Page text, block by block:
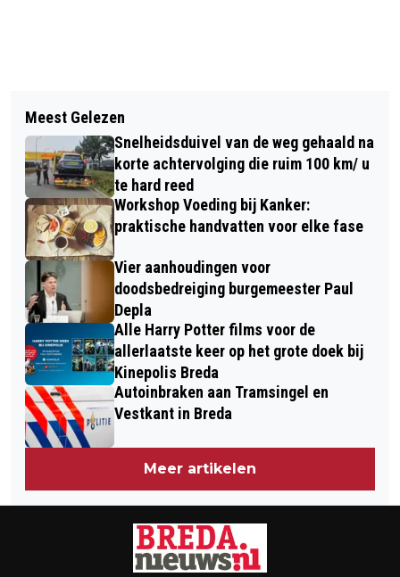
BARONIE MUZIEK THEATER BREDA IN
HET BELCRUMHUIS
JURIDISCH ADVIES IN BREDA:
WAAROM EEN ADVOCAAT
INSCHAKELEN BELANGRIJK IS
Meest Gelezen
Snelheidsduivel van de weg gehaald na
korte achtervolging die ruim 100 km/ u
te hard reed
Workshop Voeding bij Kanker:
praktische handvatten voor elke fase
Vier aanhoudingen voor
doodsbedreiging burgemeester Paul
Depla
Alle Harry Potter films voor de
allerlaatste keer op het grote doek bij
Kinepolis Breda
Autoinbraken aan Tramsingel en
Vestkant in Breda
Meer artikelen